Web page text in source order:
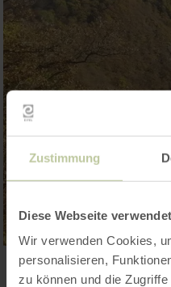
Zustimmung
Diese Webseite
Wir verwenden Cookies,
personalisieren,
zu können und die